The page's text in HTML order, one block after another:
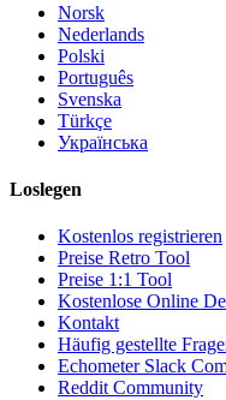
Norsk
Nederlands
Polski
Português
Svenska
Türkçe
Українська
Loslegen
Kostenlos registrieren
Preise Retro Tool
Preise 1:1 Tool
Kostenlose Online
Kontakt
Häufig gestellte
Echometer Slack
Reddit Community